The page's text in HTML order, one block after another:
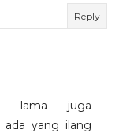
Reply
lama juga
ada yang ilang